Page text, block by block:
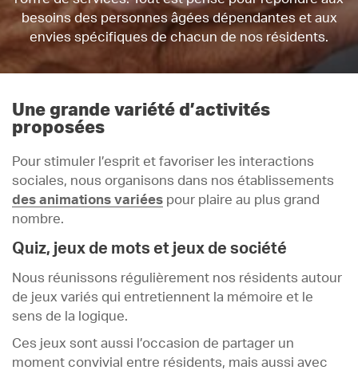
besoins des personnes âgées dépendantes et aux
envies spécifiques de chacun de nos résidents.
Une grande variété d’activités
proposées
Pour stimuler l’esprit et favoriser les interactions
sociales, nous organisons dans nos établissements
des animations variées pour plaire au plus grand
nombre.
Quiz, jeux de mots et jeux de société
Nous réunissons régulièrement nos résidents autour
de jeux variés qui entretiennent la mémoire et le
sens de la logique.
Ces jeux sont aussi l’occasion de partager un
moment convivial entre résidents, mais aussi avec